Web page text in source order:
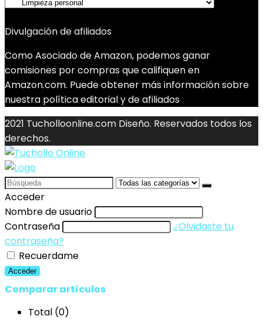
Divulgación de afiliados
Como Asociado de Amazon, podemos ganar
comisiones por compras que califiquen en
Amazon.com. Puede obtener más información sobre
nuestra política editorial y de afiliados
2021 Tucholloonline.com Diseño. Reservados todos los
derechos.
Search
for:
Acceder
Nombre de usuario
Contraseña
¿Olvidaste tu
contraseña?
Recuerdame
Acceder
Comparar artículos
Total (0)